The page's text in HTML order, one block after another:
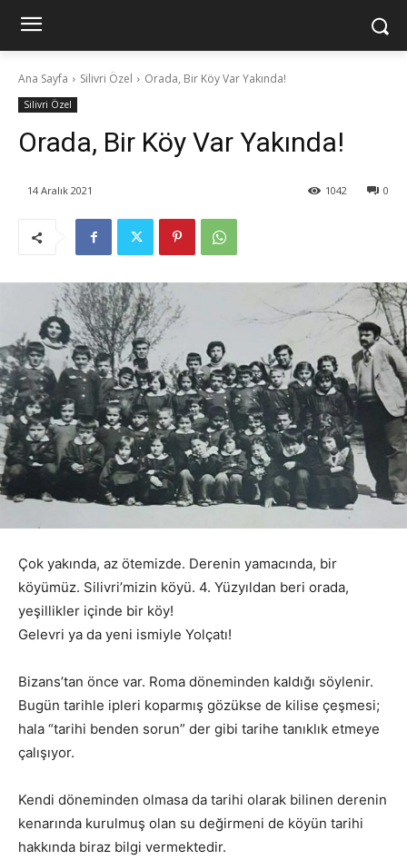
Ana Sayfa Silivri Özel Orada, Bir Köy Var Yakında!
Silivri Özel
Orada, Bir Köy Var Yakında!
14 Aralık 2021 0
1042
Çok yakında, az ötemizde. Derenin yamacında, bir
köyümüz. Silivri’mizin köyü. 4. Yüzyıldan beri orada,
yeşillikler içinde bir köy!
Gelevri ya da yeni ismiyle Yolçatı!
Bizans’tan önce var. Roma döneminden kaldığı söylenir.
Bugün tarihle ipleri koparmış gözükse de kilise çeşmesi;
hala “tarihi benden sorun” der gibi tarihe tanıklık etmeye
çalışıyor.
Kendi döneminden olmasa da tarihi olarak bilinen derenin
kenarında kurulmuş olan su değirmeni de köyün tarihi
hakkında biraz bilgi vermektedir.